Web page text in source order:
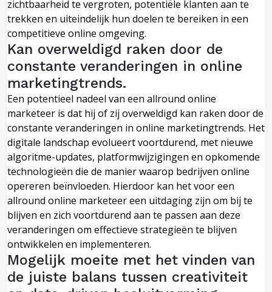
zichtbaarheid te vergroten, potentiële klanten aan te
trekken en uiteindelijk hun doelen te bereiken in een
competitieve online omgeving.
Kan overweldigd raken door de
constante veranderingen in online
marketingtrends.
Een potentieel nadeel van een allround online
marketeer is dat hij of zij overweldigd kan raken door de
constante veranderingen in online marketingtrends. Het
digitale landschap evolueert voortdurend, met nieuwe
algoritme-updates, platformwijzigingen en opkomende
technologieën die de manier waarop bedrijven online
opereren beïnvloeden. Hierdoor kan het voor een
allround online marketeer een uitdaging zijn om bij te
blijven en zich voortdurend aan te passen aan deze
veranderingen om effectieve strategieën te blijven
ontwikkelen en implementeren.
Mogelijk moeite met het vinden van
de juiste balans tussen creativiteit